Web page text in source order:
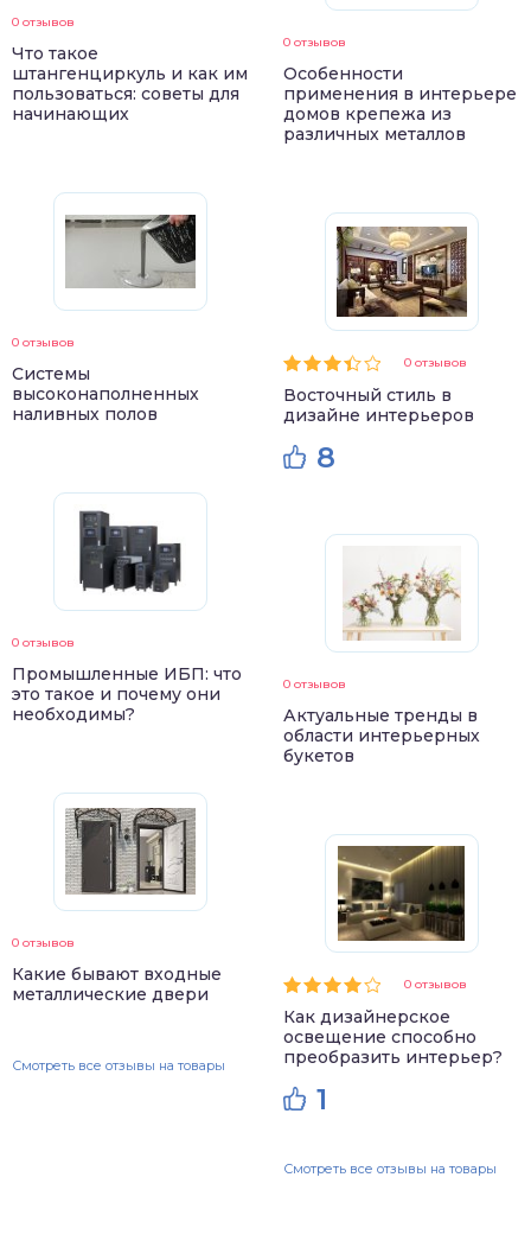
0 отзывов
Что такое
штангенциркуль и как им
пользоваться: советы для
начинающих
0 отзывов
Системы
высоконаполненных
наливных полов
0 отзывов
Промышленные ИБП: что
это такое и почему они
необходимы?
0 отзывов
Какие бывают входные
металлические двери
Смотреть все отзывы на товары
0 отзывов
Особенности
применения в интерьере
домов крепежа из
различных металлов
0 отзывов
Восточный стиль в
дизайне интерьеров
8
0 отзывов
Актуальные тренды в
области интерьерных
букетов
0 отзывов
Как дизайнерское
освещение способно
преобразить интерьер?
1
Смотреть все отзывы на товары